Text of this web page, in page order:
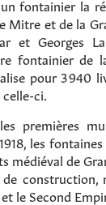
fontainier la
Mitre et de la
et Georges
fontainier de
pour 3 940
ci.
premières
les
médiéval de
de
le Second